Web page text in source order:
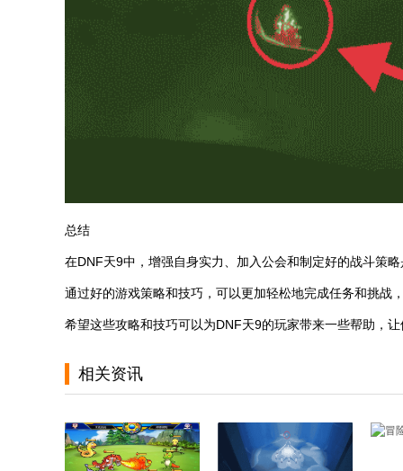
总结
在DNF天9中，增强自身实力、加入公会和制定好的战斗策
通过好的游戏策略和技巧，可以更加轻松地完成任务和挑战
希望这些攻略和技巧可以为DNF天9的玩家带来一些帮助，
相关资讯